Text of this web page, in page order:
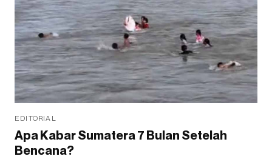
EDITORIAL
Apa Kabar Sumatera 7 Bulan Setelah
Bencana?